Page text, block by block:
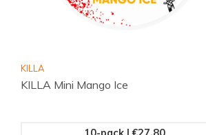
KILLA
KILLA Mini Mango Ice